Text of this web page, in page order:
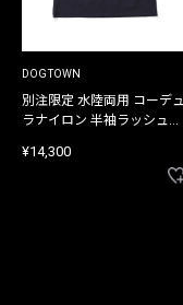
DOGTOWN
別注限定 水陸両用 コーデュ
ラナイロン 半袖ラッシュガ
¥14,300